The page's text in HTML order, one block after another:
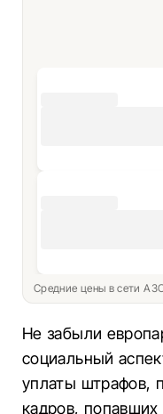
Средние цены в сети
Не забыли
социальный
уплаты штрафов,
кадров,